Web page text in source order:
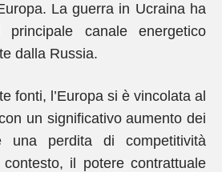
La guerra in Ucraina ha
canale energetico
dalla Russia.
fonti, l’Europa si è vincolata al
un significativo aumento dei
una perdita di competitività
il potere contrattuale